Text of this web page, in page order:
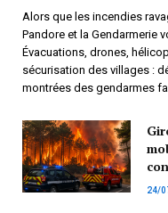
Alors que les incendies
Pandore et la Gendarmerie
Évacuations, drones,
sécurisation des villages :
montrées des gendarmes
24/